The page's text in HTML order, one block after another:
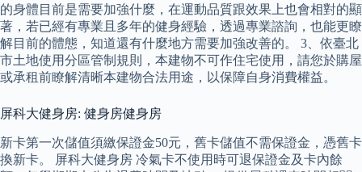
的身體目前是需要加強什麼，在運動品質跟效果上也會相對的顯
著，若已經有專業且多年的健身經驗，透過專業諮詢，也能更瞭
解目前的體態，知道還有什麼地方需要加強改善的。 3、依臺北
市土地使用分區管制規則，本建物不可作住宅使用，請您於購屋
或承租前瞭解清晰本建物合法用途，以保障自身消費權益。
屏科大健身房: 健身房健身房
新卡第一次儲值須繳保證金50元，舊卡儲值不需保證金，憑舊卡
換新卡。 屏科大健身房 冷氣卡不使用時可退保證金及卡內餘